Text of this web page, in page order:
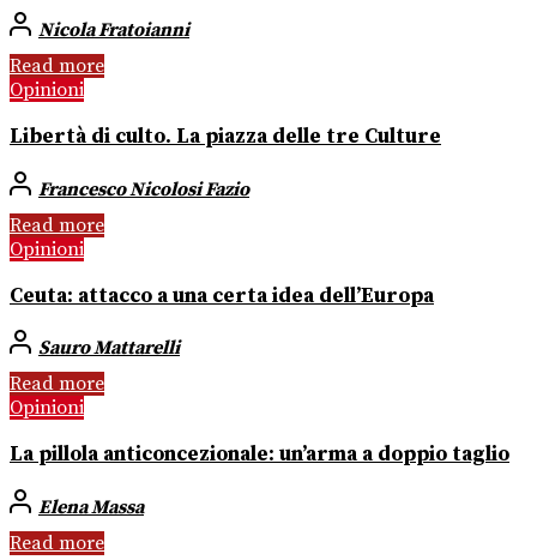
Nicola Fratoianni
Read more
Opinioni
Libertà di culto. La piazza delle tre Culture
Francesco Nicolosi Fazio
Read more
Opinioni
Ceuta: attacco a una certa idea dell’Europa
Sauro Mattarelli
Read more
Opinioni
La pillola anticoncezionale: un’arma a doppio taglio
Elena Massa
Read more